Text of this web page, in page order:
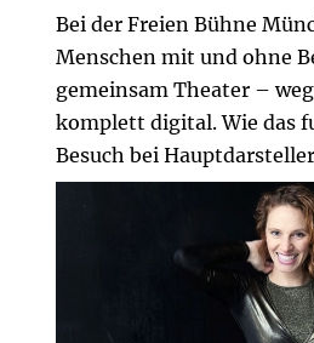
Bei der Freien Bühne
Menschen mit und ohne
gemeinsam Theater –
komplett digital. Wie das
Besuch bei